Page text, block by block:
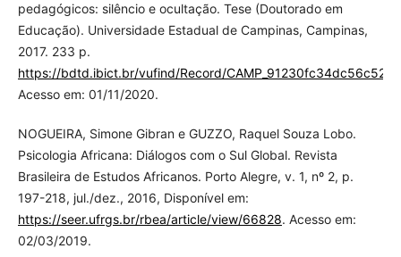
pedagógicos: silêncio e ocultação. Tese (Doutorado em
Educação). Universidade Estadual de Campinas, Campinas,
2017. 233 p.
https://bdtd.ibict.br/vufind/Record/
Acesso em: 01/11/2020.
NOGUEIRA, Simone Gibran e GUZZO, Raquel Souza Lobo.
Psicologia Africana: Diálogos com o Sul Global. Revista
Brasileira de Estudos Africanos. Porto Alegre, v. 1, nº 2, p.
197-218, jul./dez., 2016, Disponível em:
https://seer.ufrgs.br/rbea/article/view/66828. Acesso em:
02/03/2019.